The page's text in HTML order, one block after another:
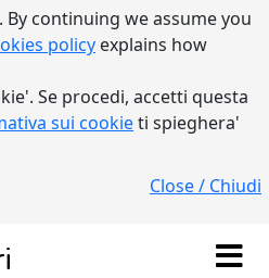
continuing we assume you
policy explains how
Se procedi, accetti questa
sui cookieti spieghera'
Close / Chiudi